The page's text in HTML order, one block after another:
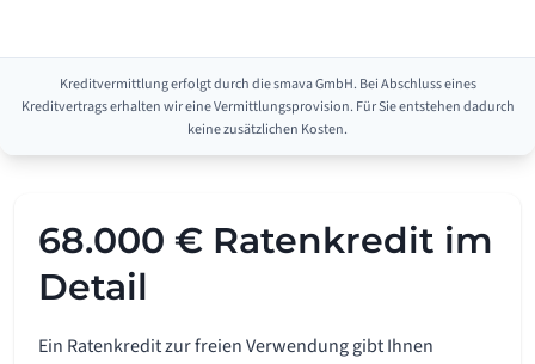
Kreditvermittlung erfolgt durch die smava GmbH. Bei Abschluss eines
Kreditvertrags erhalten wir eine Vermittlungsprovision. Für Sie entstehen dadurch
keine zusätzlichen Kosten.
68.000 € Ratenkredit im
Detail
Ein Ratenkredit zur freien Verwendung gibt Ihnen